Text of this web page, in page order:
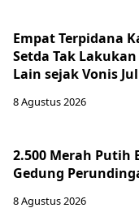
Empat Terpidana
Setda Tak
Lain sejak Vonis
8 Agustus 2026
2.500 Merah Putih
Gedung
8 Agustus 2026